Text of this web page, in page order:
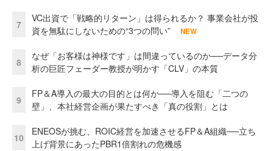
7
VC出資で「戦略的リターン」は得られるか？ 事業会社が投
資を無駄にしないための“3つの問い”
NEW
8
なぜ「お客様は神様です」は間違っているのか──データ分
析の巨匠フェーダー教授が明かす「CLV」の本質
9
FP＆A導入の最大の目的とは何か──導入を阻む「二つの
壁」、本社経営企画が果たすべき「真の役割」とは
10
ENEOSが挑む、ROIC経営を加速させるFP＆A組織──立ち
上げ背景にあったPBR1倍割れの危機感